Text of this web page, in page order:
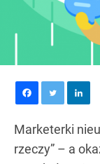
Marketerki
rzeczy” – a